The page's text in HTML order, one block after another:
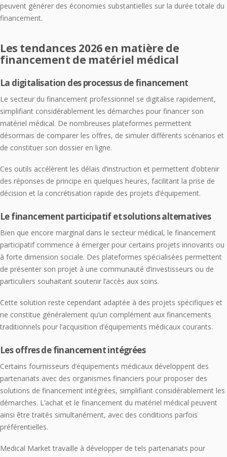
peuvent générer des économies substantielles sur la durée totale du
financement.
Les tendances 2026 en matière de
financement de matériel médical
La digitalisation des processus de financement
Le secteur du financement professionnel se digitalise rapidement,
simplifiant considérablement les démarches pour financer son
matériel médical. De nombreuses plateformes permettent
désormais de comparer les offres, de simuler différents scénarios et
de constituer son dossier en ligne.
Ces outils accélèrent les délais d’instruction et permettent d’obtenir
des réponses de principe en quelques heures, facilitant la prise de
décision et la concrétisation rapide des projets d’équipement.
Le financement participatif et solutions alternatives
Bien que encore marginal dans le secteur médical, le financement
participatif commence à émerger pour certains projets innovants ou
à forte dimension sociale. Des plateformes spécialisées permettent
de présenter son projet à une communauté d’investisseurs ou de
particuliers souhaitant soutenir l’accès aux soins.
Cette solution reste cependant adaptée à des projets spécifiques et
ne constitue généralement qu’un complément aux financements
traditionnels pour l’acquisition d’équipements médicaux courants.
Les offres de financement intégrées
Certains fournisseurs d’équipements médicaux développent des
partenariats avec des organismes financiers pour proposer des
solutions de financement intégrées, simplifiant considérablement les
démarches. L’achat et le financement du matériel médical peuvent
ainsi être traités simultanément, avec des conditions parfois
préférentielles.
Medical Market travaille à développer de tels partenariats pour